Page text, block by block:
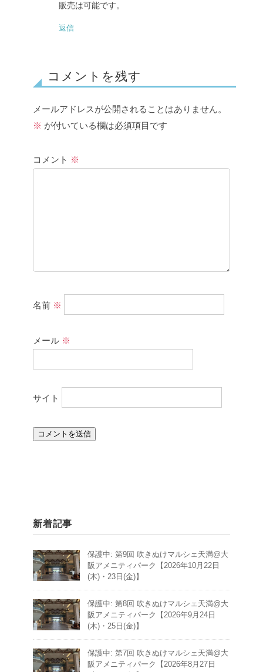
販売は可能です。
返信
コメントを残す
メールアドレスが公開されることはありません。
※ が付いている欄は必須項目です
コメント ※
名前 ※
メール ※
サイト
新着記事
保護中: 第9回 吹きぬけマルシェ天満@大
阪アメニティパーク【2026年10月22日
(木)・23日(金)】
保護中: 第8回 吹きぬけマルシェ天満@大
阪アメニティパーク【2026年9月24日
(木)・25日(金)】
保護中: 第7回 吹きぬけマルシェ天満@大
阪アメニティパーク【2026年8月27日